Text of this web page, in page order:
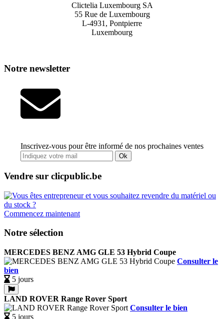
Clictelia Luxembourg SA
55 Rue de Luxembourg
L-4931, Pontpierre
Luxembourg
Notre newsletter
Inscrivez-vous pour être informé de nos prochaines ventes
Ok
Vendre sur clicpublic.be
Commencez maintenant
Notre sélection
MERCEDES BENZ AMG GLE 53 Hybrid Coupe
Consulter le
bien
5 jours
LAND ROVER Range Rover Sport
Consulter le bien
5 jours